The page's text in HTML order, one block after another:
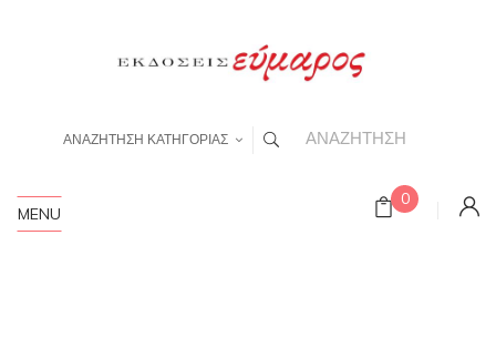
ΑΝΑΖΗΤΗΣΗ ΚΑΤΗΓΟΡΙΑΣ
0
MENU